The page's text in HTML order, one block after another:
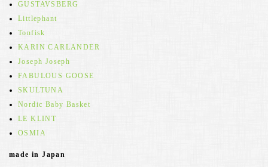
GUSTAVSBERG
Littlephant
Tonfisk
KARIN CARLANDER
Joseph Joseph
FABULOUS GOOSE
SKULTUNA
Nordic Baby Basket
LE KLINT
OSMIA
made in Japan